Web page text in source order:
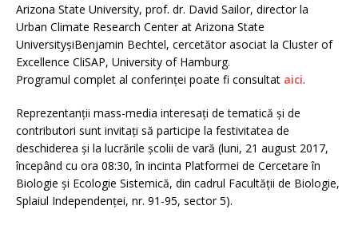
Arizona State University, prof. dr. David Sailor, director la
Urban Climate Research Center at Arizona State
UniversityșiBenjamin Bechtel, cercetător asociat la Cluster of
Excellence CliSAP, University of Hamburg.
Programul complet al conferinței poate fi consultat aici.
Reprezentanții mass-media interesați de tematică și de
contributori sunt invitați să participe la festivitatea de
deschiderea și la lucrările școlii de vară (luni, 21 august 2017,
începând cu ora 08:30, în incinta Platformei de Cercetare în
Biologie și Ecologie Sistemică, din cadrul Facultății de Biologie,
Splaiul Independenței, nr. 91-95, sector 5).